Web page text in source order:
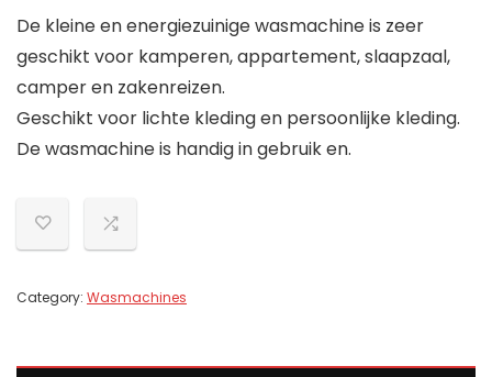
De kleine en energiezuinige wasmachine is zeer
geschikt voor kamperen, appartement, slaapzaal,
camper en zakenreizen.
Geschikt voor lichte kleding en persoonlijke kleding.
De wasmachine is handig in gebruik en.
Category: Wasmachines